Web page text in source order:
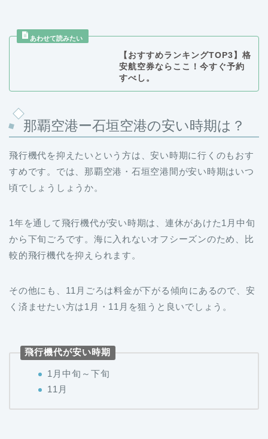
【おすすめランキングTOP3】格
安航空券ならここ！今すぐ予約
すべし。
那覇空港ー石垣空港の安い時期は？
飛行機代を抑えたいという方は、安い時期に行くのもおす
すめです。では、那覇空港・石垣空港間が安い時期はいつ
頃でしょうしょうか。
1年を通して飛行機代が安い時期は、連休があけた1月中旬
から下旬ごろです。海に入れないオフシーズンのため、比
較的飛行機代を抑えられます。
その他にも、11月ごろは料金が下がる傾向にあるので、安
く済ませたい方は1月・11月を狙うと良いでしょう。
飛行機代が安い時期
1月中旬～下旬
11月